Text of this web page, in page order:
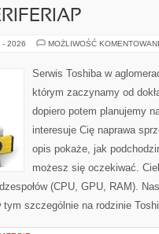
- 2026 MOŻLIWOŚĆ
Serwis Toshiba w
którym zaczynamy od
dopiero potem planujemy
interesuje Cię naprawa
opis pokaże, jak
możesz się oczekiwać.
(CPU, GPU, RAM).
tym szczególnie na rodzinie